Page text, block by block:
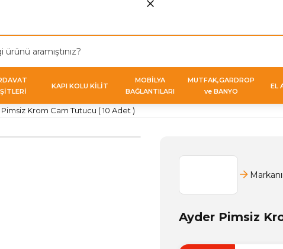
KAPI KOLU KİLİT
MOBİLYA
BAĞLANTILARI
MUTFAK,GARDROP
ve BANYO
EL
Krom Cam Tutucu ( 10 Adet )
Ayder Pimsiz